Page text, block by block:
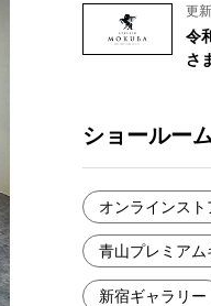
更
令
さ
ショールー
オンラインス
青山プレミアム
新宿ギャラリー